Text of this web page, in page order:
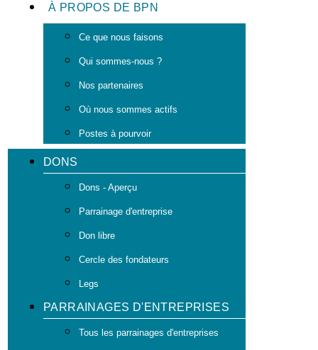
À PROPOS DE BPN
Ce que nous faisons
Qui sommes-nous ?
Nos partenaires
Où nous sommes actifs
Postes à pourvoir
DONS
Dons - Aperçu
Parrainage d'entreprise
Don libre
Cercle des fondateurs
Legs
PARRAINAGES D'ENTREPRISES
Tous les parrainages d'entreprises